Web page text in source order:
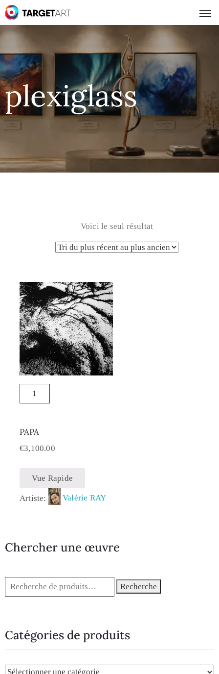
plexiglass
Voici le seul résultat
PAPA
€3,100.00
Vue Rapide
Artiste: Valérie RAY
Chercher une œuvre
Recherche
Catégories de produits